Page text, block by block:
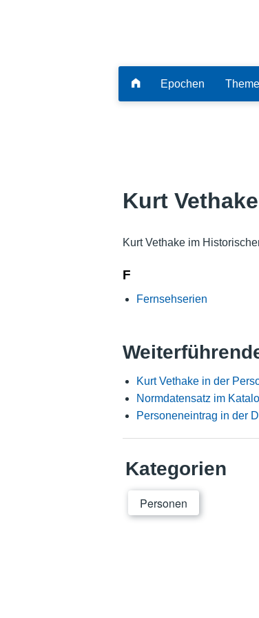
Epochen
Kurt Vethake
Kurt Vethake im
F
Fernsehserien
Kurt Vethake in der
Normdatensatz im
Personeneintrag in der
Kategorien
Personen